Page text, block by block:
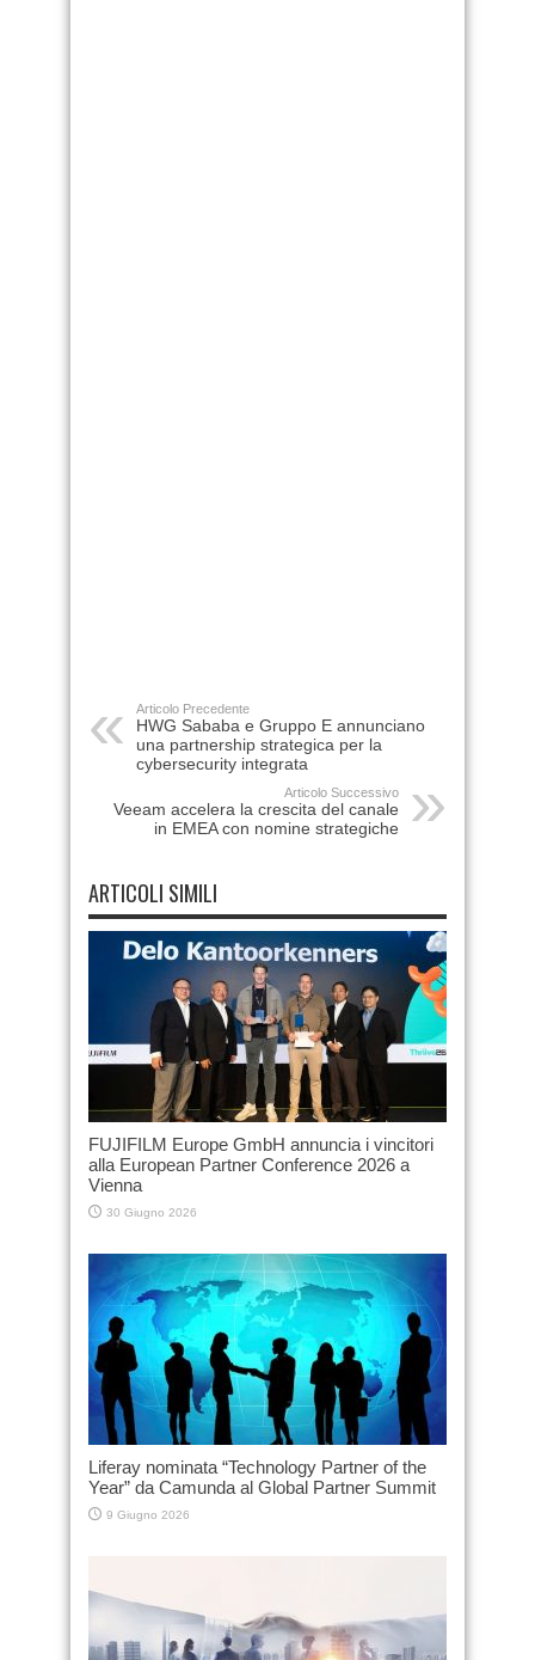
Articolo Precedente
HWG Sababa e Gruppo E annunciano
una partnership strategica per la
cybersecurity integrata
Articolo Successivo
Veeam accelera la crescita del canale
in EMEA con nomine strategiche
ARTICOLI SIMILI
FUJIFILM Europe GmbH annuncia i vincitori
alla European Partner Conference 2026 a
Vienna
30 Giugno 2026
Liferay nominata “Technology Partner of the
Year” da Camunda al Global Partner Summit
9 Giugno 2026